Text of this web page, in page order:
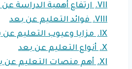
VII.
ارتفاع أهمية الدراسة
VIII.
فوائد التعليم عن بعد
IX.
مزايا وعيوب التعليم عن
X.
أنواع التعليم عن بعد
XI.
أهم منصات التعليم عن